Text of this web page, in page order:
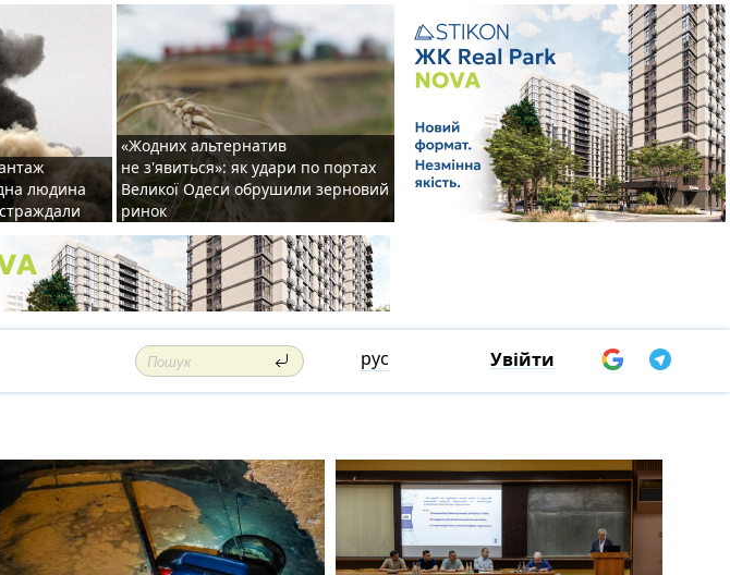
людина
«Жодних альтернатив
не з'явиться»: як удари по портах
Великої Одеси обрушили зерновий
ринок
рус Увійти